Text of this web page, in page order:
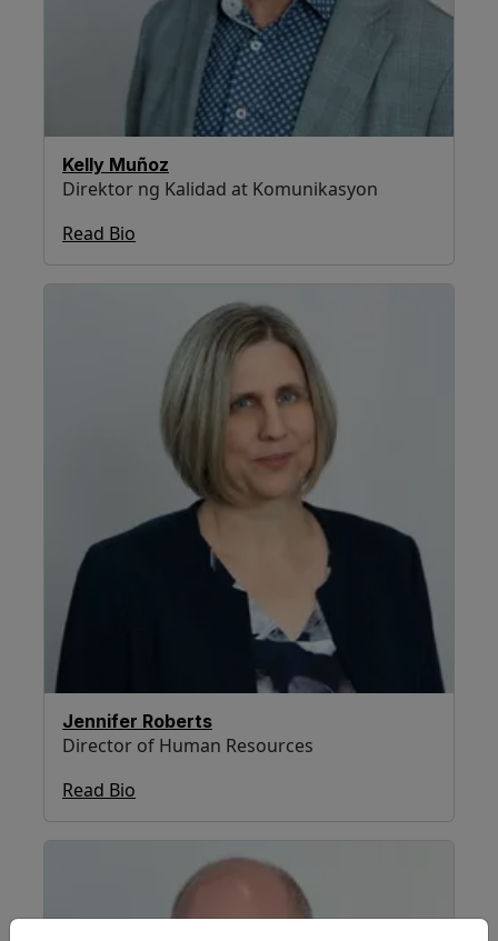
Kelly Muñoz
Direktor ng Kalidad at Komunikasyon
Read Bio
Jennifer Roberts
Director of Human Resources
Read Bio